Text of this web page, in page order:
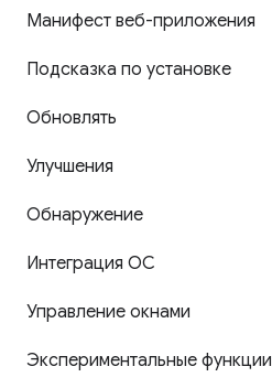
Манифест веб-приложения
Подсказка по установке
Обновлять
Улучшения
Обнаружение
Интеграция ОС
Управление окнами
Экспериментальные функции